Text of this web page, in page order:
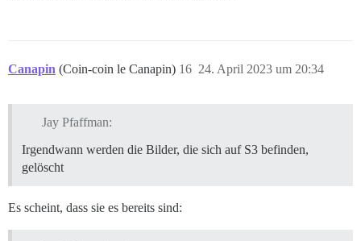
Canapin (Coin-coin le Canapin) 24. April 2023 um 20:34
16
Jay Pfaffman:
Irgendwann werden die Bilder, die sich auf S3 befinden,
gelöscht
Es scheint, dass sie es bereits sind: